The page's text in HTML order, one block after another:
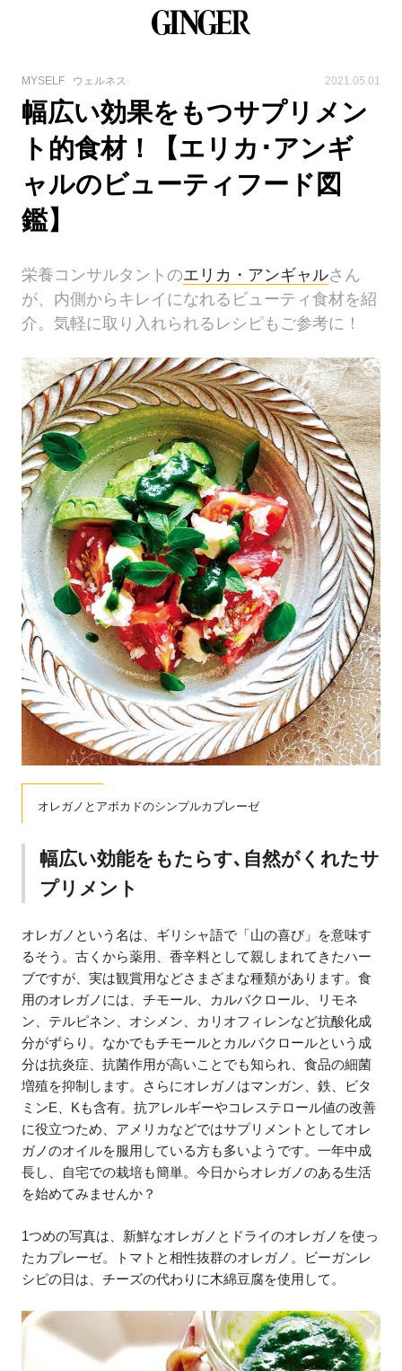
MYSELF ウェルネス 2021.05.01
幅広い効果をもつサプリメン
ト的食材！【エリカ･アンギ
ャルのビューティフード図
鑑】
栄養コンサルタントのエリカ・アンギャルさん
が、内側からキレイになれるビューティ食材を紹
介。気軽に取り入れられるレシピもご参考に！
オレガノとアボカドのシンプルカプレーゼ
幅広い効能をもたらす､自然がくれたサ
プリメント
オレガノという名は、ギリシャ語で「山の喜び」を意味す
るそう。古くから薬用、香辛料として親しまれてきたハー
ブですが、実は観賞用などさまざまな種類があります。食
用のオレガノには、チモール、カルバクロール、リモネ
ン、テルピネン、オシメン、カリオフィレンなど抗酸化成
分がずらり。なかでもチモールとカルバクロールという成
分は抗炎症、抗菌作用が高いことでも知られ、食品の細菌
増殖を抑制します。さらにオレガノはマンガン、鉄、ビタ
ミンE、Kも含有。抗アレルギーやコレステロール値の改善
に役立つため、アメリカなどではサプリメントとしてオレ
ガノのオイルを服用している方も多いようです。一年中成
長し、自宅での栽培も簡単。今日からオレガノのある生活
を始めてみませんか？
1つめの写真は、新鮮なオレガノとドライのオレガノを使っ
たカプレーゼ。トマトと相性抜群のオレガノ。ビーガンレ
シピの日は、チーズの代わりに木綿豆腐を使用して。